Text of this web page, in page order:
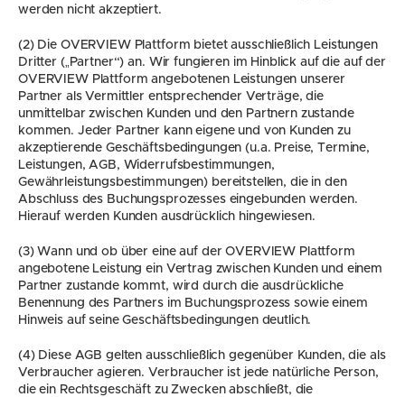
werden nicht akzeptiert.
(2) Die OVERVIEW Plattform bietet ausschließlich Leistungen
Dritter („Partner“) an. Wir fungieren im Hinblick auf die auf der
OVERVIEW Plattform angebotenen Leistungen unserer
Partner als Vermittler entsprechender Verträge, die
unmittelbar zwischen Kunden und den Partnern zustande
kommen. Jeder Partner kann eigene und von Kunden zu
akzeptierende Geschäftsbedingungen (u.a. Preise, Termine,
Leistungen, AGB, Widerrufsbestimmungen,
Gewährleistungsbestimmungen) bereitstellen, die in den
Abschluss des Buchungsprozesses eingebunden werden.
Hierauf werden Kunden ausdrücklich hingewiesen.
(3) Wann und ob über eine auf der OVERVIEW Plattform
angebotene Leistung ein Vertrag zwischen Kunden und einem
Partner zustande kommt, wird durch die ausdrückliche
Benennung des Partners im Buchungsprozess sowie einem
Hinweis auf seine Geschäftsbedingungen deutlich.
(4) Diese AGB gelten ausschließlich gegenüber Kunden, die als
Verbraucher agieren. Verbraucher ist jede natürliche Person,
die ein Rechtsgeschäft zu Zwecken abschließt, die